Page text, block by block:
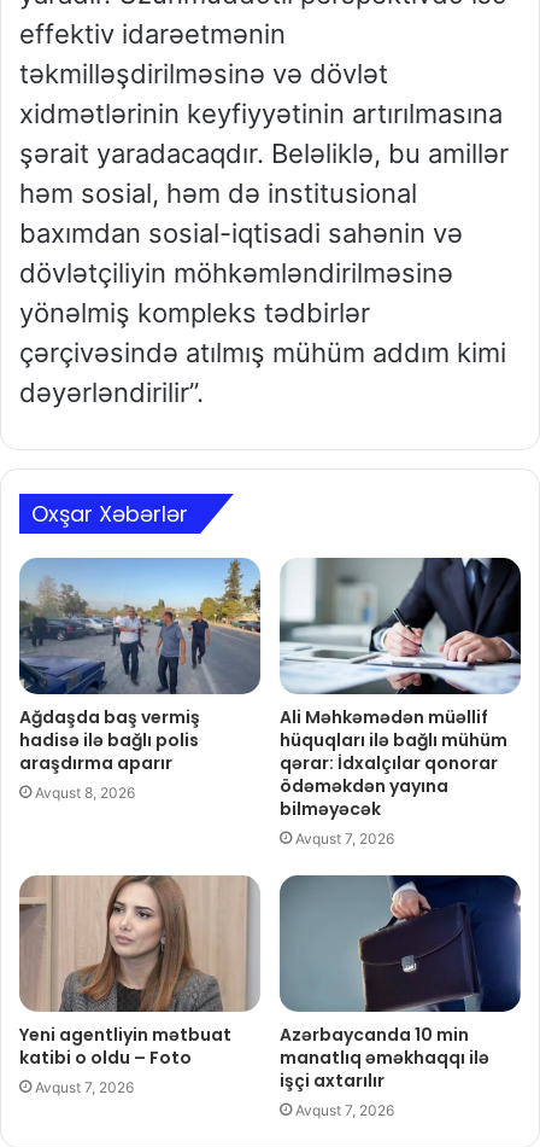
effektiv idarəetmənin
təkmilləşdirilməsinə və dövlət
xidmətlərinin keyfiyyətinin artırılmasına
şərait yaradacaqdır. Beləliklə, bu amillər
həm sosial, həm də institusional
baxımdan sosial-iqtisadi sahənin və
dövlətçiliyin möhkəmləndirilməsinə
yönəlmiş kompleks tədbirlər
çərçivəsində atılmış mühüm addım kimi
dəyərləndirilir”.
Oxşar Xəbərlər
Ağdaşda baş vermiş
hadisə ilə bağlı polis
araşdırma aparır
Avqust 8, 2026
Ali Məhkəmədən müəllif
hüquqları ilə bağlı mühüm
qərar: İdxalçılar qonorar
ödəməkdən yayına
bilməyəcək
Avqust 7, 2026
Yeni agentliyin mətbuat
katibi o oldu – Foto
Avqust 7, 2026
Azərbaycanda 10 min
manatlıq əməkhaqqı ilə
işçi axtarılır
Avqust 7, 2026